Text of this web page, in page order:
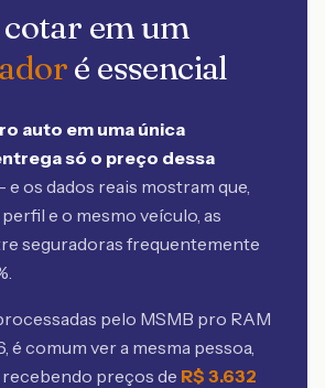
em um
é essencial
auto em uma única
só o preço dessa
e os dados reais mostram que,
e o mesmo veículo, as
seguradoras frequentemente
pelo MSMB pro RAM
, é comum ver a mesma pessoa,
recebendo preços de R$ 3.632